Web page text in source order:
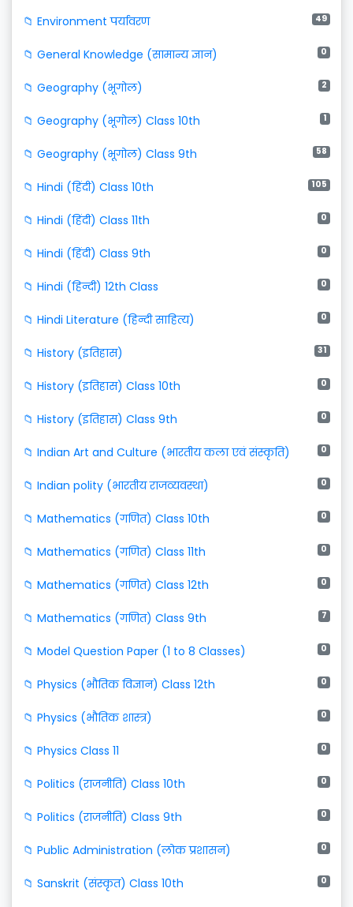
📁 Environment पर्यावरण 49
📁 General Knowledge (सामान्य ज्ञान) 0
📁 Geography (भूगोल) 2
📁 Geography (भूगोल) Class 10th 1
📁 Geography (भूगोल) Class 9th 58
📁 Hindi (हिंदी) Class 10th 105
📁 Hindi (हिंदी) Class 11th 0
📁 Hindi (हिंदी) Class 9th 0
📁 Hindi (हिन्दी) 12th Class 0
📁 Hindi Literature (हिन्दी साहित्य) 0
📁 History (इतिहास) 31
📁 History (इतिहास) Class 10th 0
📁 History (इतिहास) Class 9th 0
📁 Indian Art and Culture (भारतीय कला एवं संस्कृति) 0
📁 Indian polity (भारतीय राजव्यवस्था) 0
📁 Mathematics (गणित) Class 10th 0
📁 Mathematics (गणित) Class 11th 0
📁 Mathematics (गणित) Class 12th 0
📁 Mathematics (गणित) Class 9th 7
📁 Model Question Paper (1 to 8 Classes) 0
📁 Physics (भौतिक विज्ञान) Class 12th 0
📁 Physics (भौतिक शास्त्र) 0
📁 Physics Class 11 0
📁 Politics (राजनीति) Class 10th 0
📁 Politics (राजनीति) Class 9th 0
📁 Public Administration (लोक प्रशासन) 0
📁 Sanskrit (संस्कृत) Class 10th 0